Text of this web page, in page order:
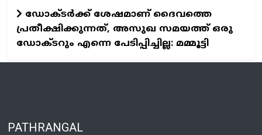
ഡോക്ടര്‍ക്ക് ശേഷമാണ് ദൈവത്തെ
പ്രതീക്ഷിക്കുന്നത്, അസുഖ സമയത്ത് ഒരു
ഡോക്ടറും എന്നെ പേടിപ്പിച്ചില്ല: മമ്മൂട്ടി
PATHRANGAL